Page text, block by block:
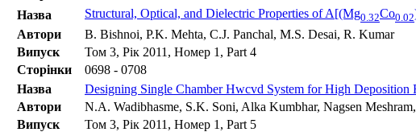
Назва
Structural, Optical, and Dielectric Properties of A[(Mg0.32Co0.02
Автори
B. Bishnoi, P.K. Mehta, C.J. Panchal, M.S. Desai, R. Kumar
Випуск
Том 3, Рік 2011, Номер 1, Part 4
Сторінки
0698 - 0708
Назва
Designing Single Chamber Hwcvd System for High
Автори
N.A. Wadibhasme, S.K. Soni, Alka Kumbhar, Nagsen
Випуск
Том 3, Рік 2011, Номер 1, Part 5